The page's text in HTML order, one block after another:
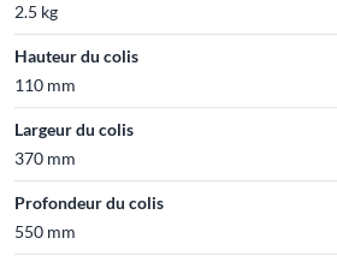
2.5 kg
Hauteur du colis
110 mm
Largeur du colis
370 mm
Profondeur du colis
550 mm